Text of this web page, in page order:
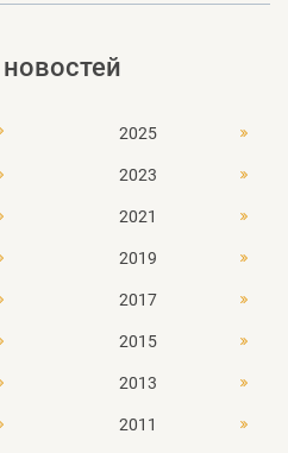
2025
2023
2021
2019
2017
2015
2013
2011